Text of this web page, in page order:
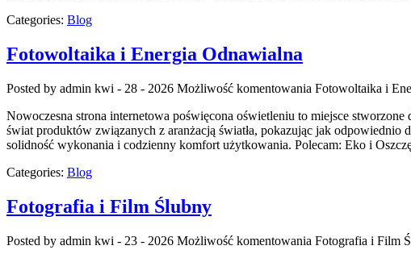
Categories: Blog
Fotowoltaika i Energia Odnawialna
Posted by admin kwi - 28 - 2026 Możliwość komentowania Fotowoltaika i
Nowoczesna strona internetowa poświęcona oświetleniu to miejsce
świat produktów związanych z aranżacją światła, pokazując jak
solidność wykonania i codzienny komfort użytkowania. Polecam: Eko i
Categories: Blog
Fotografia i Film Ślubny
Posted by admin kwi - 23 - 2026 Możliwość komentowania Fotografia i Film